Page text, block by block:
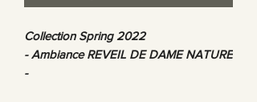
Collection Spring 2022
- Ambiance REVEIL DE DAME NATURE
-